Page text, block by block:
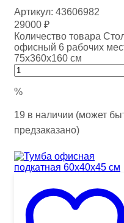
Артикул: 43606982
29000 ₽
Количество товара
офисный 6 рабочих
75х360х160 см
%
19 в наличии (может
предзаказано)